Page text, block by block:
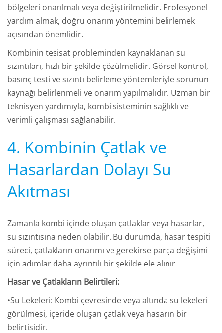
bölgeleri onarılmalı veya değiştirilmelidir. Profesyonel
yardım almak, doğru onarım yöntemini belirlemek
açısından önemlidir.
Kombinin tesisat probleminden kaynaklanan su
sızıntıları, hızlı bir şekilde çözülmelidir. Görsel kontrol,
basınç testi ve sızıntı belirleme yöntemleriyle sorunun
kaynağı belirlenmeli ve onarım yapılmalıdır. Uzman bir
teknisyen yardımıyla, kombi sisteminin sağlıklı ve
verimli çalışması sağlanabilir.
4. Kombinin Çatlak ve
Hasarlardan Dolayı Su
Akıtması
Zamanla kombi içinde oluşan çatlaklar veya hasarlar,
su sızıntısına neden olabilir. Bu durumda, hasar tespiti
süreci, çatlakların onarımı ve gerekirse parça değişimi
için adımlar daha ayrıntılı bir şekilde ele alınır.
Hasar ve Çatlakların Belirtileri:
•Su Lekeleri: Kombi çevresinde veya altında su lekeleri
görülmesi, içeride oluşan çatlak veya hasarın bir
belirtisidir.